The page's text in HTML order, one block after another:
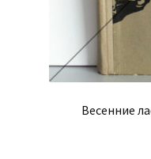
Весенние